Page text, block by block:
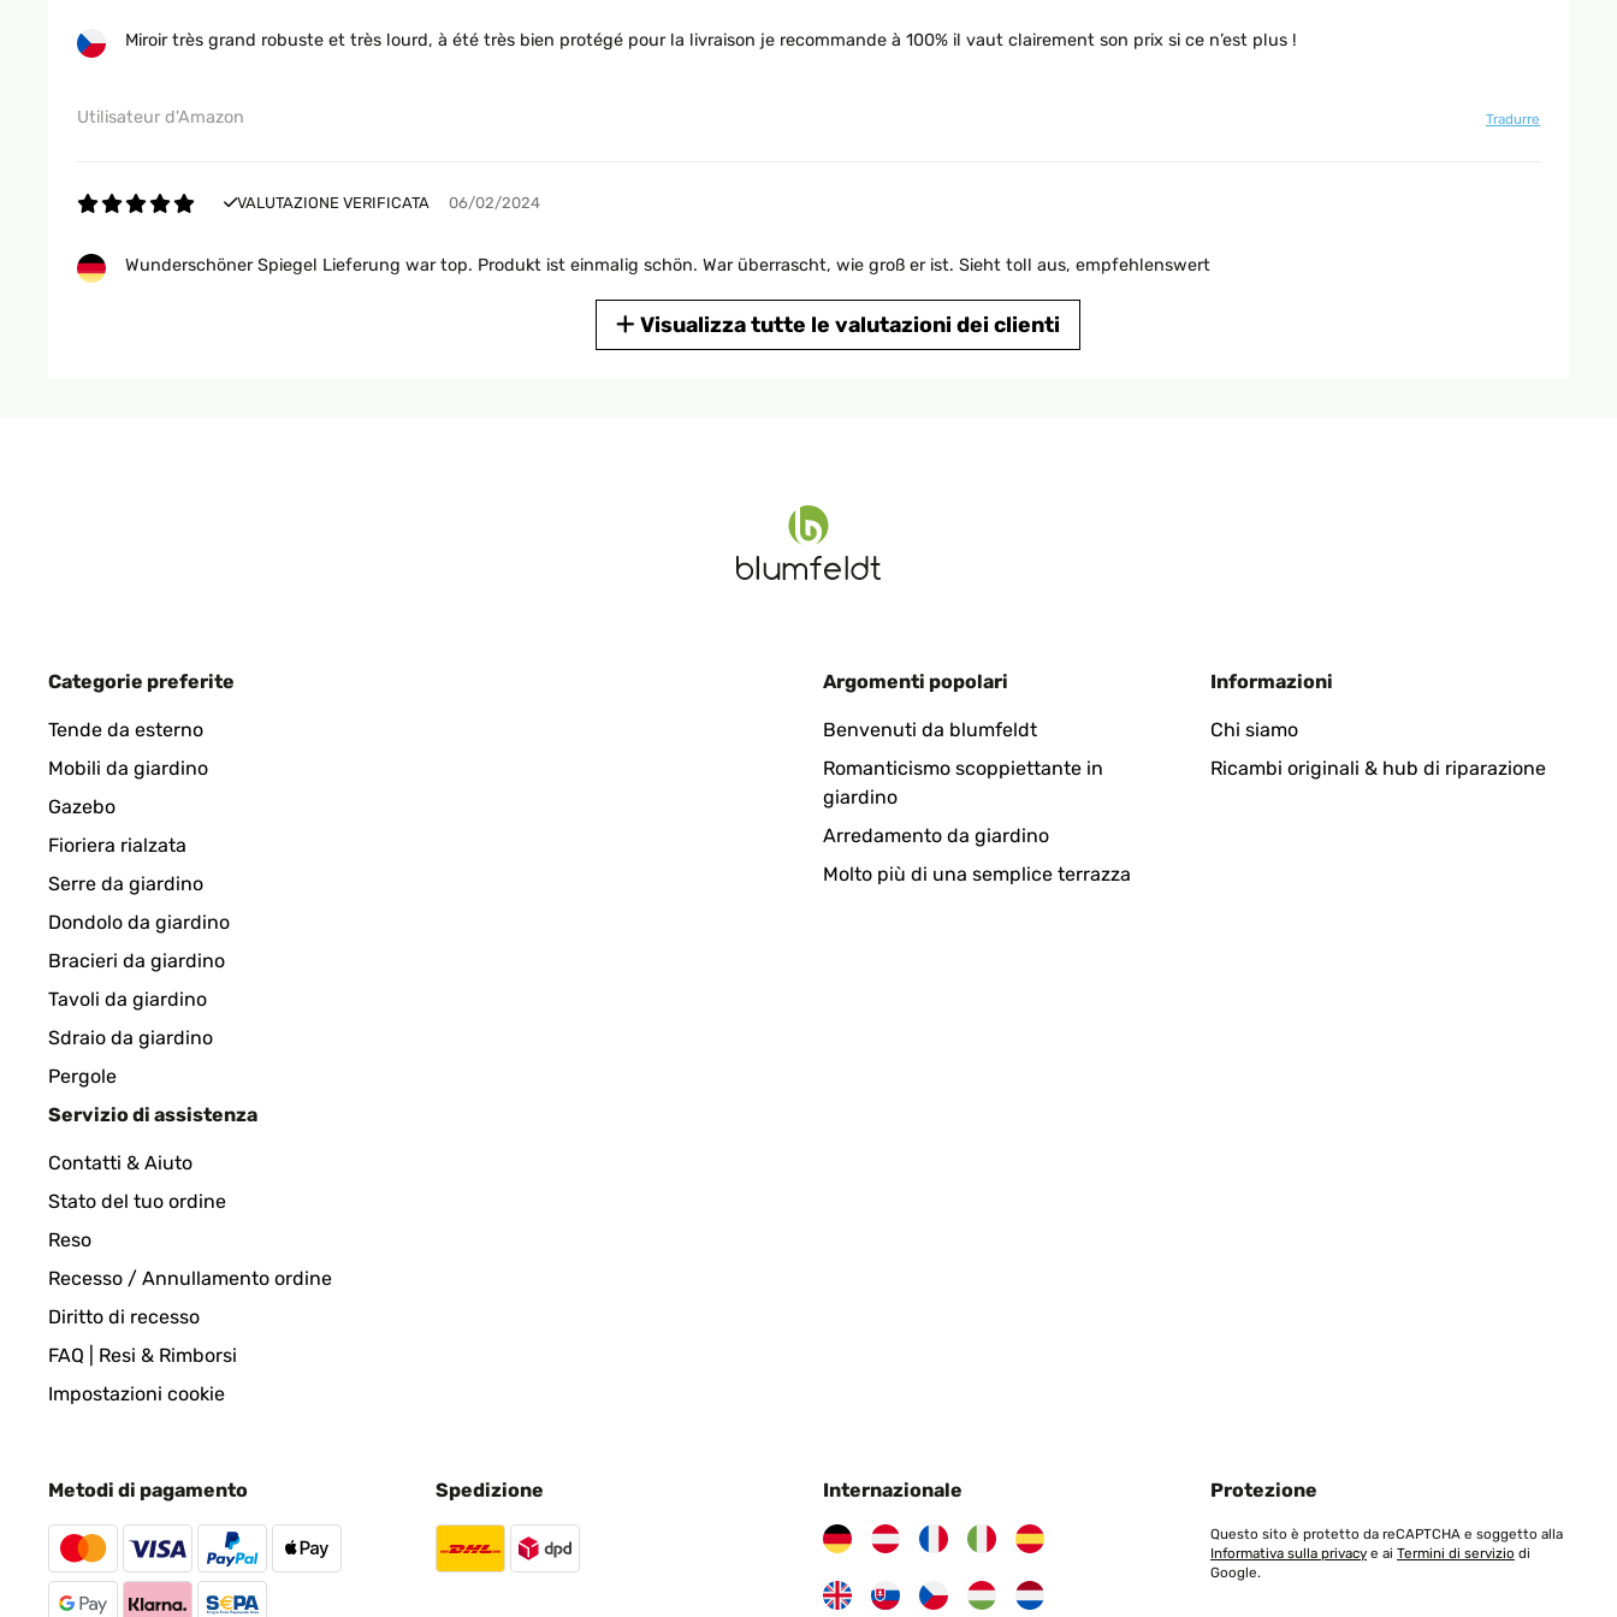
Miroir très grand robuste et très lourd, à été très bien protégé pour la livraison je recommande à 100% il vaut clairement son prix si ce n’est plus !
Utilisateur d'Amazon Tradurre
VALUTAZIONE VERIFICATA 06/02/2024
Wunderschöner Spiegel Lieferung war top. Produkt ist einmalig schön. War überrascht, wie groß er ist. Sieht toll aus, empfehlenswert
Molto bello e ben fatto, imballaggio perfetto...peccato che per stare dietro a DHL ho rischiato di dover fare 40km per ritirarlo in magazzino.
Utente Amazon
Well packaged, great value and looks the business
Amazon-Benutzer
That just sums it up!
VALUTAZIONE VERIFICATA 14/04/2022
Visualizza tutte le valutazioni dei clienti
Categorie preferite
Tende da esterno
Mobili da giardino
Gazebo
Fioriera rialzata
Serre da giardino
Dondolo da giardino
Bracieri da giardino
Tavoli da giardino
Sdraio da giardino
Pergole
Argomenti popolari
Benvenuti da blumfeldt
Romanticismo scoppiettante in
giardino
Arredamento da giardino
Molto più di una semplice terrazza
Informazioni
Chi siamo
Ricambi originali & hub di riparazione
Servizio di assistenza
Contatti & Aiuto
Stato del tuo ordine
Reso
Recesso / Annullamento ordine
Diritto di recesso
FAQ | Resi & Rimborsi
Impostazioni cookie
Metodi di pagamento Spedizione Internazionale Protezione
Questo sito è protetto da reCAPTCHA e soggetto alla
Informativa sulla privacy e ai Termini di servizio di
Google.